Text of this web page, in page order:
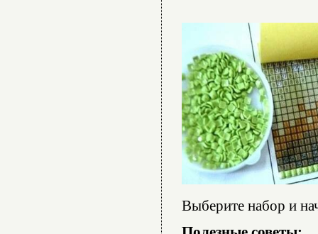
Выберите набор и